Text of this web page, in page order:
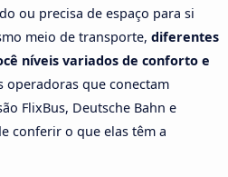
ou precisa de espaço para si
meio de transporte, diferentes
níveis variados de conforto e
operadoras que conectam
FlixBus, Deutsche Bahn e
conferir o que elas têm a